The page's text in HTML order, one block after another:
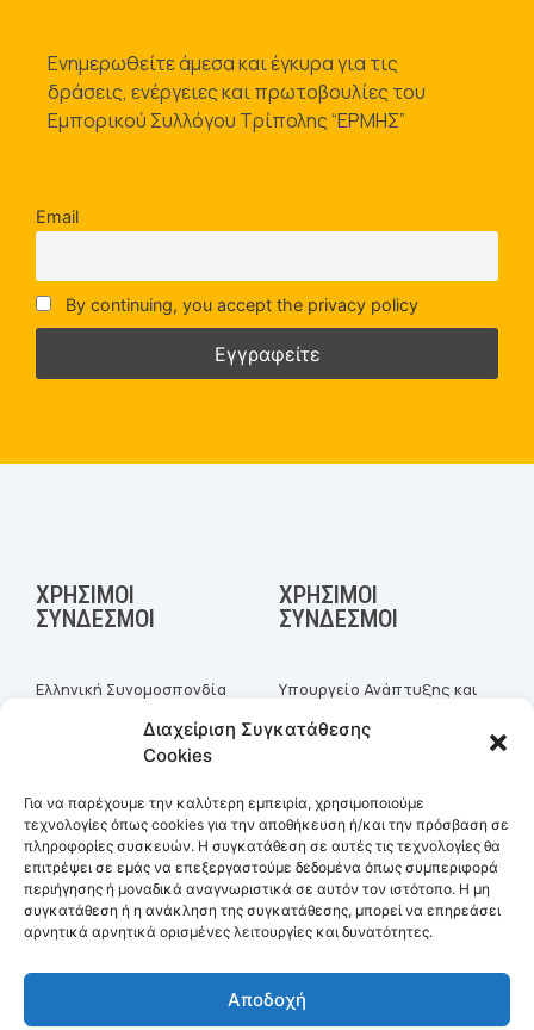
Διαχείριση Συγκατάθεσης
Cookies
Για να παρέχουμε την καλύτερη εμπειρία, χρησιμοποιούμε
τεχνολογίες όπως cookies για την αποθήκευση ή/και την πρόσβαση σε
πληροφορίες συσκευών. Η συγκατάθεση σε αυτές τις τεχνολογίες θα
επιτρέψει σε εμάς να επεξεργαστούμε δεδομένα όπως συμπεριφορά
περιήγησης ή μοναδικά αναγνωριστικά σε αυτόν τον ιστότοπο. Η μη
συγκατάθεση ή η ανάκληση της συγκατάθεσης, μπορεί να επηρεάσει
αρνητικά αρνητικά ορισμένες λειτουργίες και δυνατότητες.
Αποδοχή
Ενημερωθείτε άμεσα και έγκυρα για τις
δράσεις, ενέργειες και πρωτοβουλίες του
Εμπορικού Συλλόγου Τρίπολης “ΕΡΜΗΣ”
Email
By continuing, you accept the privacy policy
ΧΡΉΣΙΜΟΙ
ΣΎΝΔΕΣΜΟΙ
Ελληνική Συνομοσπονδία
Επιχειρηματικότητας
Επιμελητήριο Αρκαδίας
Σύνδεσμος Επιχειρήσεων
Βιομηχανικής Περιοχής
Τρίπολης
Δήμος Τρίπολης
Περιφέρεια Πελοποννήσου
ΧΡΉΣΙΜΟΙ
ΣΎΝΔΕΣΜΟΙ
Υπουργείο Ανάπτυξης και
Γενικό Εμπορικό Μητρώο
Gov.gr - Επιχειρηματική
δραστηριότητα